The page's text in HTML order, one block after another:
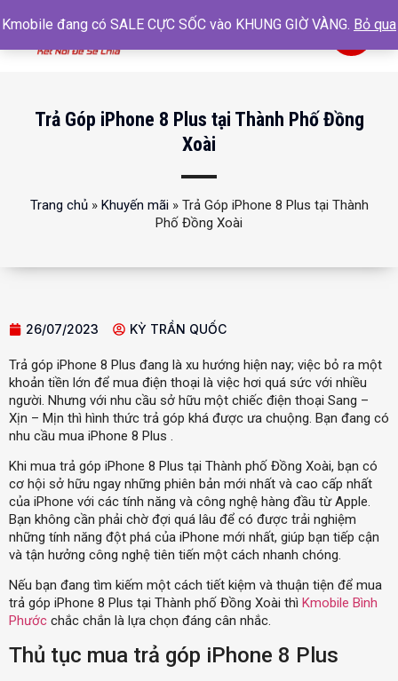
0
Trả Góp iPhone 8 Plus tại Thành Phố Đồng
Xoài
Trang chủ» Khuyến mãi» Trả Góp iPhone 8 Plus tại Thành
Phố Đồng Xoài
26/07/2023 KỲ TRẦN QUỐC
Trả góp iPhone 8 Plus đang là xu hướng hiện nay; việc bỏ ra một
khoản tiền lớn để mua điện thoại là việc hơi quá sức với nhiều
người. Nhưng với nhu cầu sở hữu một chiếc điện thoại Sang –
Xịn – Mịn thì hình thức trả góp khá được ưa chuộng. Bạn đang có
nhu cầu mua iPhone 8 Plus .
Khi mua trả góp iPhone 8 Plus tại Thành phố Đồng Xoài, bạn có
cơ hội sở hữu ngay những phiên bản mới nhất và cao cấp nhất
của iPhone với các tính năng và công nghệ hàng đầu từ Apple.
Bạn không cần phải chờ đợi quá lâu để có được trải nghiệm
những tính năng đột phá của iPhone mới nhất, giúp bạn tiếp cận
và tận hưởng công nghệ tiên tiến một cách nhanh chóng.
Nếu bạn đang tìm kiếm một cách tiết kiệm và thuận tiện để mua
trả góp iPhone 8 Plus tại Thành phố Đồng Xoài thì Kmobile Bình
Phước chắc chắn là lựa chọn đáng cân nhắc.
Thủ tục mua trả góp iPhone 8 Plus
Kmobile đang có SALE CỰC SỐC vào KHUNG GIỜ VÀNG. Bỏ qua